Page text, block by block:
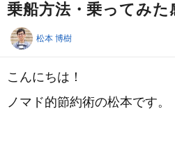
乗船方法・乗ってみた
松本 博樹
こんにちは！
ノマド的節約術の松本です。